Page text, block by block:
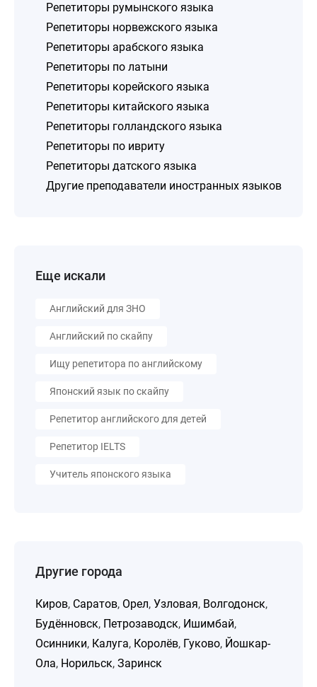
Репетиторы румынского языка
Репетиторы норвежского языка
Репетиторы арабского языка
Репетиторы по латыни
Репетиторы корейского языка
Репетиторы китайского языка
Репетиторы голландского языка
Репетиторы по ивриту
Репетиторы датского языка
Другие преподаватели иностранных языков
Еще искали
Английский для ЗНО
Английский по скайпу
Ищу репетитора по английскому
Японский язык по скайпу
Репетитор английского для детей
Репетитор IELTS
Учитель японского языка
Другие города
Киров, Саратов, Орел, Узловая, Волгодонск,
Будённовск, Петрозаводск, Ишимбай,
Осинники, Калуга, Королёв, Гуково, Йошкар-
Ола, Норильск, Заринск